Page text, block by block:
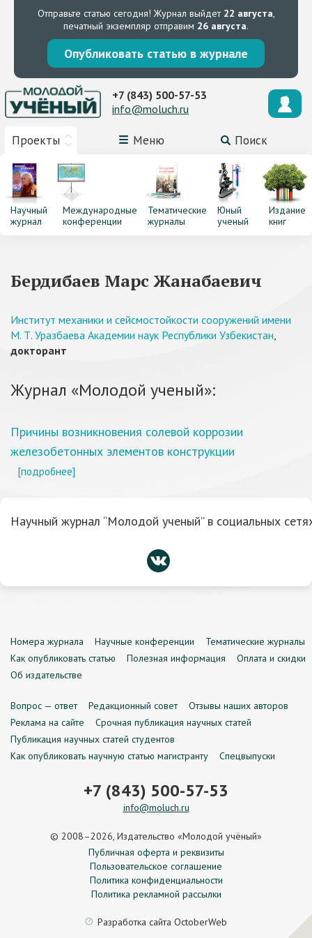
Отправьте статью сегодня! Журнал выйдет 22 августа,
печатный экземпляр отправим 26 августа.
Опубликовать статью в журнале
Проекты Меню Поиск
+7 (843) 500-57-53
info@moluch.ru
Научный
журнал
Международные
конференции
Тематические
журналы
Юный
ученый
Издание
книг
Бердибаев Марс Жанабаевич
Институт механики и сейсмостойкости сооружений имени
М. Т. Уразбаева Академии наук Республики Узбекистан,
докторант
Журнал «Молодой ученый»:
Причины возникновения солевой коррозии
железобетонных элементов конструкции
[подробнее]
Научный журнал “Молодой ученый” в социальных
Номера журнала Научные конференции
Тематические журналы
Как опубликовать статью
Полезная информация
Оплата и скидки
Об издательстве
Вопрос — ответ Редакционный совет
Отзывы наших авторов
Реклама на сайте
Срочная публикация научных статей
Публикация научных статей студентов
Как опубликовать научную статью магистранту
Спецвыпуски
+7 (843) 500-57-53
info@moluch.ru
© 2008–2026, Издательство «Молодой учёный»
Публичная оферта и реквизиты
Пользовательское соглашение
Политика конфиденциальности
Политика рекламной рассылки
Разработка сайта OctoberWeb